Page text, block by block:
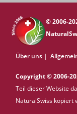
© 2006-
Über uns |
Copyright © 2006-
Teil dieser Website
NaturalSwiss kopiert